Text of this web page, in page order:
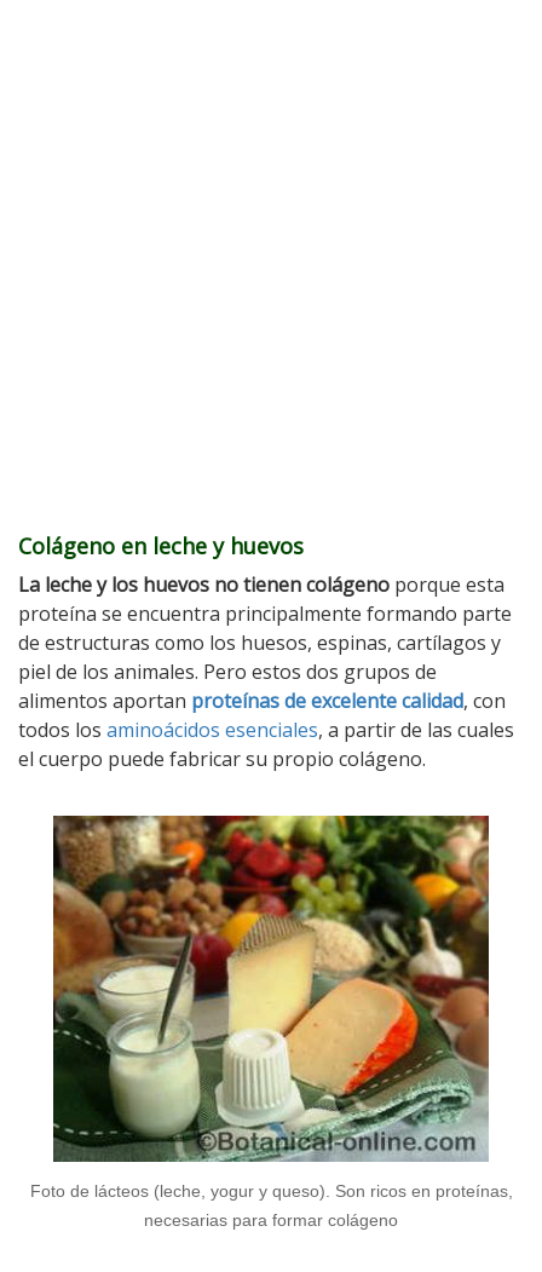
Colágeno en leche y huevos
La leche y los huevos no tienen colágeno porque esta
proteína se encuentra principalmente formando parte
de estructuras como los huesos, espinas, cartílagos y
piel de los animales. Pero estos dos grupos de
alimentos aportan proteínas de excelente calidad, con
todos los aminoácidos esenciales, a partir de las cuales
el cuerpo puede fabricar su propio colágeno.
Foto de lácteos (leche, yogur y queso). Son ricos en proteínas,
necesarias para formar colágeno